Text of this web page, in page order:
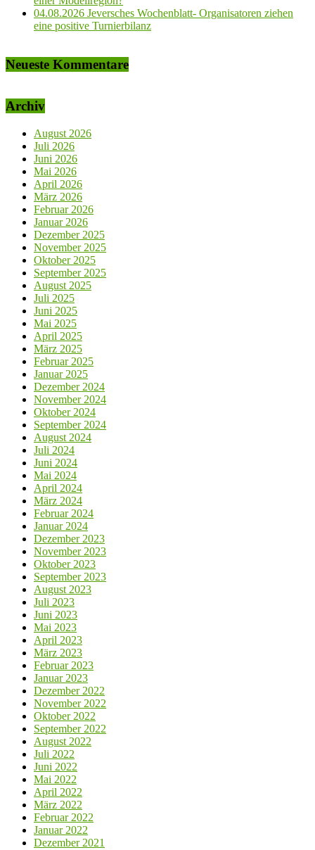
04.08.2026 Jeversches Wochenblatt- Organisatoren ziehen
eine positive Turnierbilanz
Neueste Kommentare
Archiv
August 2026
Juli 2026
Juni 2026
Mai 2026
April 2026
März 2026
Februar 2026
Januar 2026
Dezember 2025
November 2025
Oktober 2025
September 2025
August 2025
Juli 2025
Juni 2025
Mai 2025
April 2025
März 2025
Februar 2025
Januar 2025
Dezember 2024
November 2024
Oktober 2024
September 2024
August 2024
Juli 2024
Juni 2024
Mai 2024
April 2024
März 2024
Februar 2024
Januar 2024
Dezember 2023
November 2023
Oktober 2023
September 2023
August 2023
Juli 2023
Juni 2023
Mai 2023
April 2023
März 2023
Februar 2023
Januar 2023
Dezember 2022
November 2022
Oktober 2022
September 2022
August 2022
Juli 2022
Juni 2022
Mai 2022
April 2022
März 2022
Februar 2022
Januar 2022
Dezember 2021